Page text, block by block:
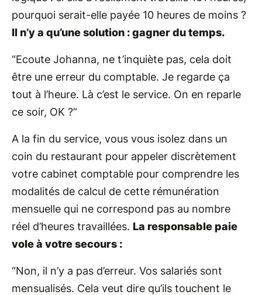
pourquoi serait-elle payée 10 heures de moins ?
Il n’y a qu’une solution : gagner du temps.
“Ecoute Johanna, ne t’inquiète pas, cela doit
être une erreur du comptable. Je regarde ça
tout à l’heure. Là c’est le service. On en reparle
ce soir, OK ?”
A la fin du service, vous vous isolez dans un
coin du restaurant pour appeler discrètement
votre cabinet comptable pour comprendre les
modalités de calcul de cette rémunération
mensuelle qui ne correspond pas au nombre
réel d’heures travaillées. La responsable paie
vole à votre secours :
“Non, il n’y a pas d’erreur. Vos salariés sont
mensualisés. Cela veut dire qu’ils touchent le